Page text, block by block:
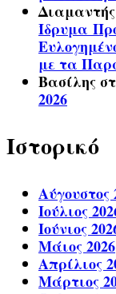
Ίδρυμα
με τα
Βασίλης
2026
Ιστορικό
Αύγουστος
Ιούλιος
Ιούνιος
Μάιος 2026
Απρίλιος
Μάρτιος